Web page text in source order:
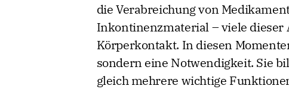
die Verabreichung von
Inkontinenzmaterial – viele
Körperkontakt. In diesen
sondern eine Notwendigkeit. Sie
gleich mehrere wichtige